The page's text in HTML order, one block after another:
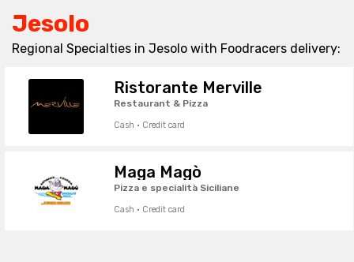
Jesolo
Regional Specialties in Jesolo with Foodracers delivery:
Ristorante Merville
Restaurant & Pizza
Cash · Credit card
Maga Magò
Pizza e specialità Siciliane
Cash · Credit card